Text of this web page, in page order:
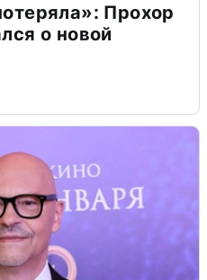
Прохор
о новой